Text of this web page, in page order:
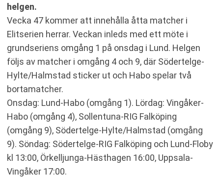
helgen.
Vecka 47 kommer att innehålla åtta matcher i
Elitserien herrar. Veckan inleds med ett möte i
grundseriens omgång 1 på onsdag i Lund. Helgen
följs av matcher i omgång 4 och 9, där Södertelge-
Hylte/Halmstad sticker ut och Habo spelar två
bortamatcher.
Onsdag: Lund-Habo (omgång 1). Lördag: Vingåker-
Habo (omgång 4), Sollentuna-RIG Falköping
(omgång 9), Södertelge-Hylte/Halmstad (omgång
9). Söndag: Södertelge-RIG Falköping och Lund-Floby
kl 13:00, Örkelljunga-Hästhagen 16:00, Uppsala-
Vingåker 17:00.